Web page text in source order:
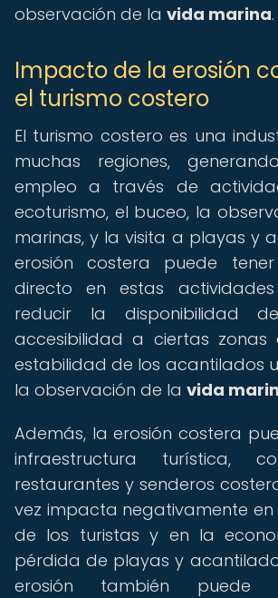
observación de la vida marina.
Impacto de la erosión
el turismo costero
El turismo costero es una
muchas regiones,
empleo a través de
ecoturismo, el buceo, la
marinas, y la visita a playas y
erosión costera puede
directo en estas
reducir la disponibilidad
accesibilidad a ciertas zonas
estabilidad de los acantilados
la observación de la vida
Además, la erosión costera
infraestructura turística,
restaurantes y senderos
vez impacta negativamente en
de los turistas y en la
pérdida de playas y
erosión también puede